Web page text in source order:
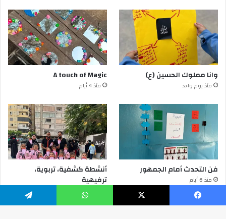
وانا مملوك الحسين (ع)
منذ يوم واحد
A touch of Magic
منذ 4 أيام
فن التحدث أمام الجمهور
منذ 6 أيام
أنشطة كشفية، تربوية،
ترفيهية
فيسبوك ‫X واتساب تيلقرام